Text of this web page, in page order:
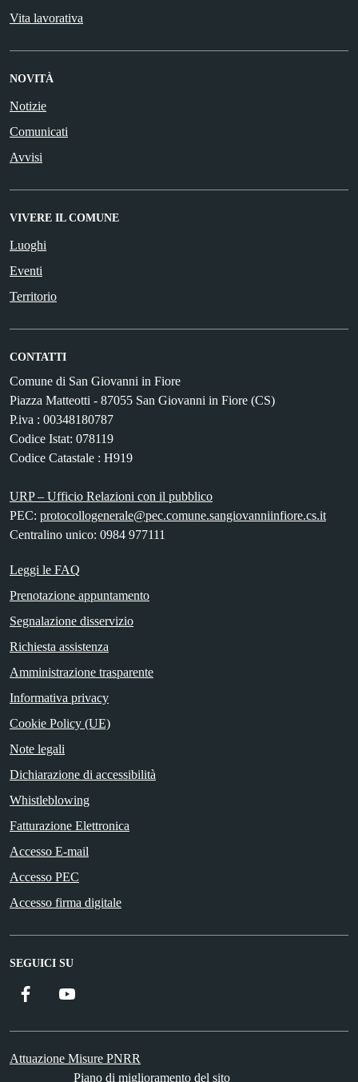
Vita lavorativa
NOVITÀ
Notizie
Comunicati
Avvisi
VIVERE IL COMUNE
Luoghi
Eventi
Territorio
CONTATTI
Comune di San Giovanni in Fiore
Piazza Matteotti - 87055 San Giovanni in Fiore (CS)
P.iva : 00348180787
Codice Istat: 078119
Codice Catastale : H919
URP – Ufficio Relazioni con il pubblico
PEC: protocollogenerale@pec.comune.sangiovanniinfiore.cs.it
Centralino unico: 0984 977111
Leggi le FAQ
Prenotazione appuntamento
Segnalazione disservizio
Richiesta assistenza
Amministrazione trasparente
Informativa privacy
Cookie Policy (UE)
Note legali
Dichiarazione di accessibilità
Whistleblowing
Fatturazione Elettronica
Accesso E-mail
Accesso PEC
Accesso firma digitale
SEGUICI SU
Facebook
Attuazione Misure PNRR
Piano di miglioramento del sito